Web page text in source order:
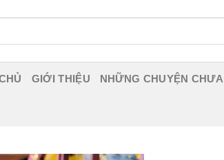
GIỚI THIỆU NHỮNG CHUYỆN